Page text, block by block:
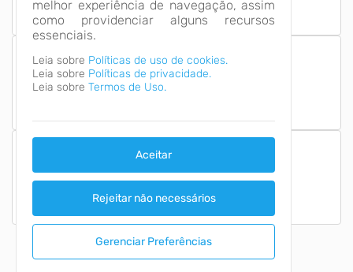
melhor experiência de navegação, assim
como providenciar alguns recursos
essenciais.
Leia sobre Políticas de uso de cookies.
Leia sobre Políticas de privacidade.
Leia sobre Termos de Uso.
Aceitar
Rejeitar não necessários
Gerenciar Preferências
Número de Acessos
2,616,633
Última Atualização
08/08/2026